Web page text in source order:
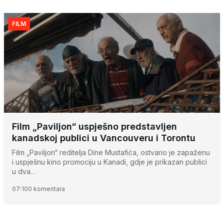
FILM
Film „Paviljon“ uspješno predstavljen
kanadskoj publici u Vancouveru i Torontu
Film „Paviljon“ reditelja Dine Mustafića, ostvario je zapaženu
i uspješnu kino promociju u Kanadi, gdje je prikazan publici
u dva…
07:100 komentara